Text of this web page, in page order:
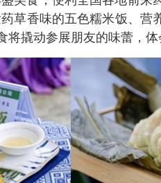
草香味的五色糯米饭、营
撬动参展朋友的味蕾，体